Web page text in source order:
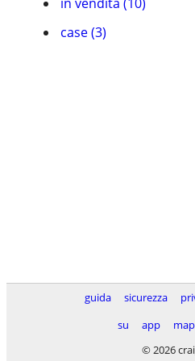
case (3)
guida sicurezza
su
app
© 2026